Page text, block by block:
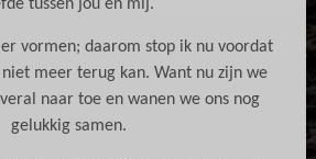
tussen jou en mij.
er vormen; daarom stop ik nu voordat
meer terug kan. Want nu zijn we
naar toe en wanen we ons nog
gelukkig samen.